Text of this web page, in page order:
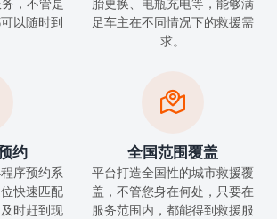
，不管是
以随时到
胎更换、电瓶充电等，能够满
足车主在不同情况下的救援需
求。
约
序预约系
快速匹配
时赶到现

全国范围覆盖
平台打造全国性的城市救援覆
盖，不管您身在何处，只要在
服务范围内，都能得到救援服